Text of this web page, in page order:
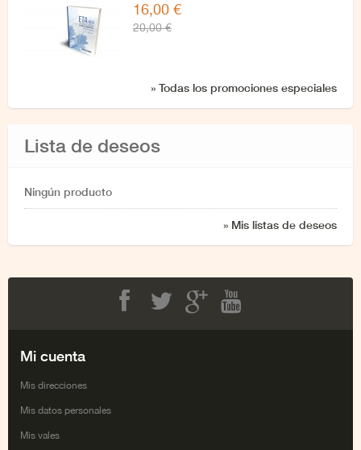
azken elkarrizketa
16,00 €
20,00 €
» Todas los promociones especiales
Lista de deseos
Ningún producto
» Mis listas de deseos
Mi cuenta
Mis direcciones
Mis datos personales
Mis vales